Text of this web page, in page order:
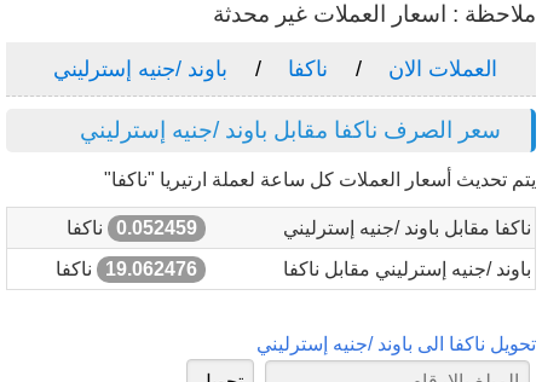
ملاحظة : اسعار العملات غير محدثة
العملات الان ناكفا باوند /جنيه إسترليني
سعر الصرف ناكفا مقابل باوند /جنيه إسترليني
يتم تحديث أسعار العملات كل ساعة لعملة ارتيريا "ناكفا"
ناكفا مقابل باوند /جنيه إسترليني 0.052459
ناكفا
باوند /جنيه إسترليني مقابل ناكفا
19.062476 ناكفا
تحويل ناكفا الى باوند /جنيه إسترليني